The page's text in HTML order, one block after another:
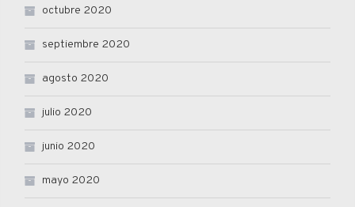
octubre 2020
septiembre 2020
agosto 2020
julio 2020
junio 2020
mayo 2020